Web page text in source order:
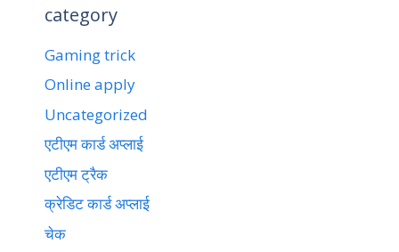
category
Gaming trick
Online apply
Uncategorized
एटीएम कार्ड अप्लाई
एटीएम ट्रैक
क्रेडिट कार्ड अप्लाई
चेक